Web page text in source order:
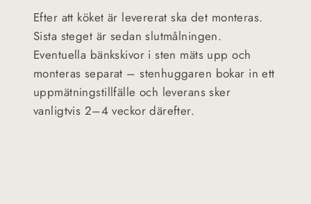
Efter att köket är levererat ska det monteras.
Sista steget är sedan slutmålningen.
Eventuella bänkskivor i sten mäts upp och
monteras separat – stenhuggaren bokar in ett
uppmätningstillfälle och leverans sker
vanligtvis 2–4 veckor därefter.